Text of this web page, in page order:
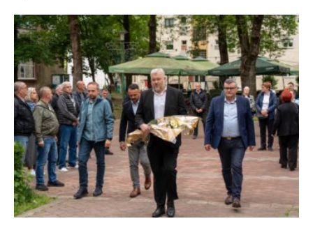
godišnjica
“Bitka
za
Krše”